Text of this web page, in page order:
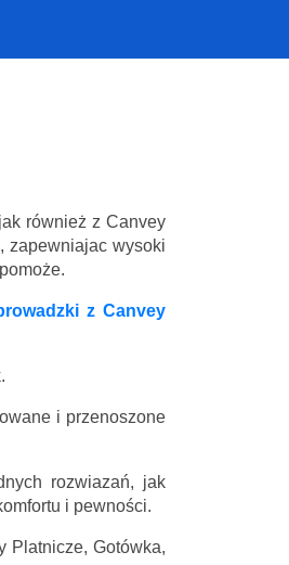
również z Canvey
zapewniajac wysoki
z Canvey
i przenoszone
rozwiazań, jak
i pewności.
Platnicze, Gotówka,